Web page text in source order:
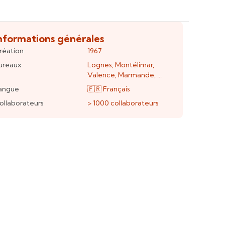
générales
1967
Lognes,Montélimar,
Valence,Marmande, ...
🇫🇷Français
> 1000 collaborateurs